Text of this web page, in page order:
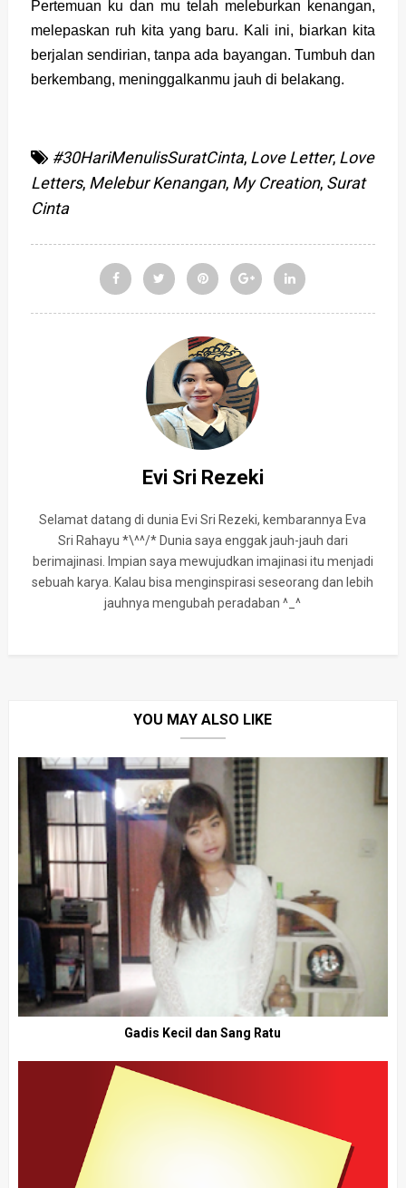
Pertemuan ku dan mu telah meleburkan kenangan,
melepaskan ruh kita yang baru. Kali ini, biarkan kita
berjalan sendirian, tanpa ada bayangan. Tumbuh dan
berkembang, meninggalkanmu jauh di belakang.
#30HariMenulisSuratCinta, Love Letter, Love
Letters, Melebur Kenangan, My Creation, Surat
Cinta
Evi Sri Rezeki
Selamat datang di dunia Evi Sri Rezeki, kembarannya Eva
Sri Rahayu *\^^/* Dunia saya enggak jauh-jauh dari
berimajinasi. Impian saya mewujudkan imajinasi itu menjadi
sebuah karya. Kalau bisa menginspirasi seseorang dan lebih
jauhnya mengubah peradaban ^_^
YOU MAY ALSO LIKE
Gadis Kecil dan Sang Ratu